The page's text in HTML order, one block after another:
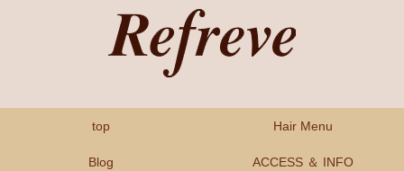
top Hair Menu
Blog ACCESS ＆ INFO